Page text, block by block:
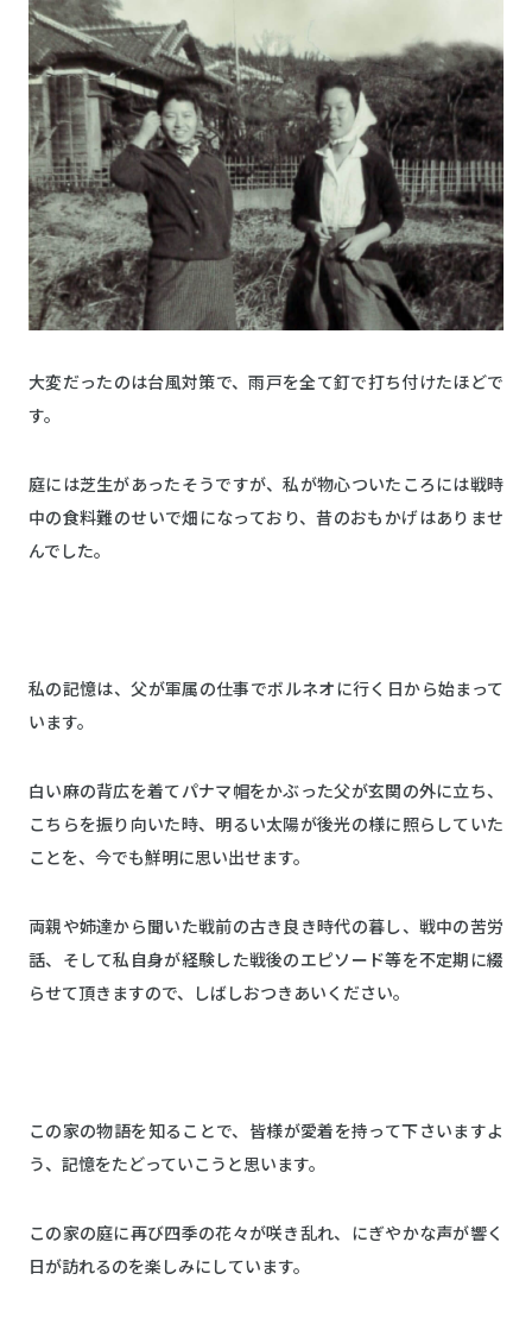
大変だったのは台風対策で、雨戸を全て釘で打ち付けたほどで
す。
庭には芝生があったそうですが、私が物心ついたころには戦時
中の食料難のせいで畑になっており、昔のおもかげはありませ
んでした。
私の記憶は、父が軍属の仕事でボルネオに行く日から始まって
います。
白い麻の背広を着てパナマ帽をかぶった父が玄関の外に立ち、
こちらを振り向いた時、明るい太陽が後光の様に照らしていた
ことを、今でも鮮明に思い出せます。
両親や姉達から聞いた戦前の古き良き時代の暮し、戦中の苦労
話、そして私自身が経験した戦後のエピソード等を不定期に綴
らせて頂きますので、しばしおつきあいください。
この家の物語を知ることで、皆様が愛着を持って下さいますよ
う、記憶をたどっていこうと思います。
この家の庭に再び四季の花々が咲き乱れ、にぎやかな声が響く
日が訪れるのを楽しみにしています。